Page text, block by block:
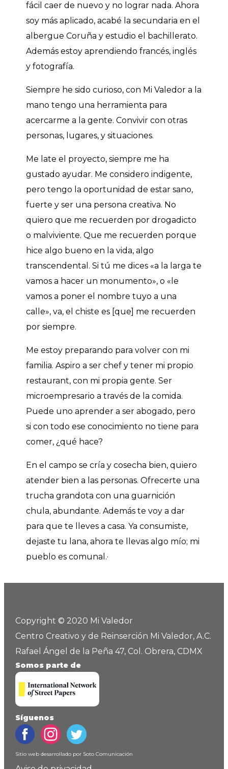
fácil caer de nuevo y no lograr nada. Ahora
soy más aplicado, acabé la secundaria en el
albergue Coruña y estudio el bachillerato.
Además estoy aprendiendo francés, inglés
y fotografía.
Siempre he sido curioso, con Mi Valedor a la
mano tengo una herramienta para
acercarme a la gente. Convivir con otras
personas, lugares, y situaciones.
Me late el proyecto, siempre me ha
gustado ayudar. Me considero indigente,
pero tengo la oportunidad de estar sano,
fuerte y ser una persona creativa. No
quiero que me recuerden por drogadicto
o malviviente. Que me recuerden porque
hice algo bueno en la vida, algo
transcendental. Si tú me dices «a la larga te
vamos a hacer un monumento», o «le
vamos a poner el nombre tuyo a una
calle», va, el chiste es [que] me recuerden
por siempre.
Me estoy preparando para volver con mi
familia. Aspiro a ser chef y tener mi propio
restaurant, con mi propia gente. Ser
microempresario a través de la comida.
Puede uno aprender a ser abogado, pero
si con todo ese conocimiento no tiene para
comer, ¿qué hace?
En el campo se cría y cosecha bien, quiero
atender bien a las personas. Ofrecerte una
trucha grandota con una guarnición
chula, abundante. Además te voy a dar
para que te lleves a casa. Ya consumiste,
dejaste tu lana, ahora te llevas algo mío; mi
pueblo es comunal.·
Copyright © 2020 Mi Valedor
Centro Creativo y de Reinserción Mi Valedor, A.C.
Rafael Ángel de la Peña 47, Col. Obrera, CDMX
Somos parte de
Síguenos
Sitio web desarrollado por Soto Comunicación